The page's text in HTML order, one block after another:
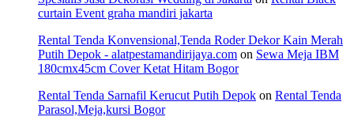
curtain Event graha mandiri jakarta
Rental Tenda Konvensional,Tenda Roder Dekor Kain Merah
Putih Depok - alatpestamandirijaya.com on Sewa Meja IBM
180cmx45cm Cover Ketat Hitam Bogor
Rental Tenda Sarnafil Kerucut Putih Depok on Rental Tenda
Parasol,Meja,kursi Bogor